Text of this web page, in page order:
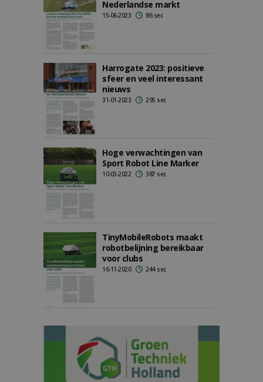
Nederlandse markt
15-06-2023 86 sec
Harrogate 2023: positieve
sfeer en veel interessant
nieuws
31-01-2023 295 sec
Hoge verwachtingen van
Sport Robot Line Marker
10-03-2022 387 sec
TinyMobileRobots maakt
robotbelijning bereikbaar
voor clubs
16-11-2020 244 sec